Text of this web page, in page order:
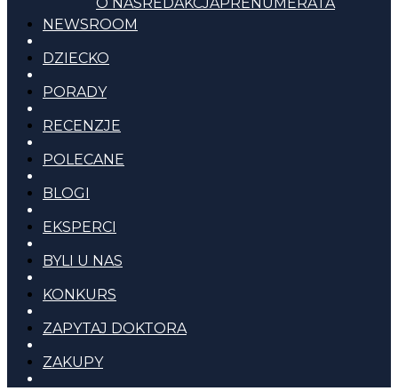
NEWSROOM
DZIECKO
PORADY
RECENZJE
POLECANE
BLOGI
EKSPERCI
BYLI U NAS
KONKURS
ZAPYTAJ DOKTORA
ZAKUPY